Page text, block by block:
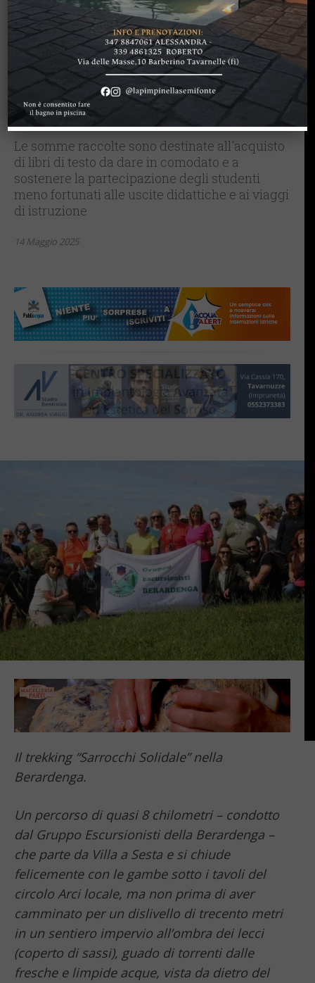
LETTERE & SEGNALAZIONI
Il trekking “Sarrocchi
Solidale” nella Berardenga:
si cammina nella bellezza
per l’inclusione scolastica
Le somme raccolte sono destinate all'acquisto
di libri di testo da dare in comodato e a
sostenere la partecipazione degli studenti
meno fortunati alle uscite didattiche e ai viaggi
di istruzione
14 Maggio 2025
Il trekking “Sarrocchi Solidale” nella
Berardenga.
Un percorso di quasi 8 chilometri – condotto
dal Gruppo Escursionisti della Berardenga –
che parte da Villa a Sesta e si chiude
felicemente con le gambe sotto i tavoli del
circolo Arci locale, ma non prima di aver
camminato per un dislivello di trecento metri
in un sentiero impervio all’ombra dei lecci
(coperto di sassi), guado di torrenti dalle
fresche e limpide acque, vista da dietro del